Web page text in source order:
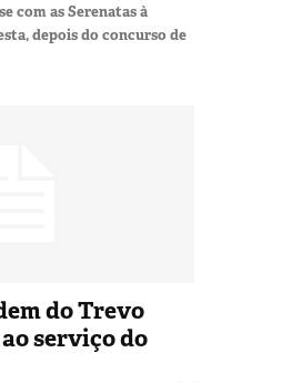
com as Serenatas à
depois do concurso de
do Trevo
serviço do